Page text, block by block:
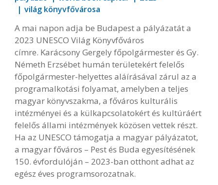
világ könyvfővárosa
A mai napon adja be Budapest a pályázatát a
2023 UNESCO Világ Könyvfőváros
címre. Karácsony Gergely főpolgármester és Gy.
Németh Erzsébet humán területekért felelős
főpolgármester-helyettes aláírásával zárul az a
programalkotási folyamat, amelyben a teljes
magyar könyvszakma, a főváros kulturális
intézményei és a külkapcsolatokért és kultúráért
felelős állami intézmények közösen vettek részt.
Ha az UNESCO támogatja a magyar pályázatot,
a magyar főváros – Pest és Buda egyesítésének
150. évfordulóján – 2023-ban otthont adhat az
egész éves programsorozatnak.